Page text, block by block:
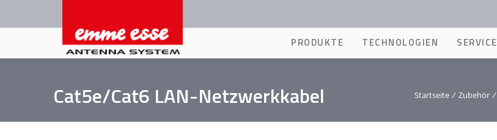
Inhalt
PRODUKTE TECHNOLOGIEN SERVICE
Cat5e/Cat6 LAN-Netzwerkkabel Startseite / Zubehör /